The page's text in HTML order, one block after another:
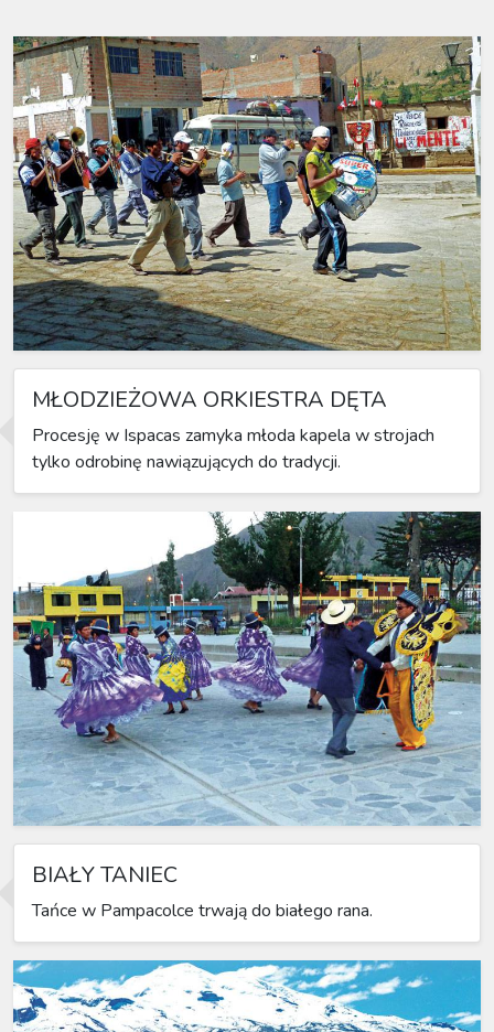
MŁODZIEŻOWA ORKIESTRA DĘTA
Procesję w Ispacas zamyka młoda kapela w strojach
tylko odrobinę nawiązujących do tradycji.
BIAŁY TANIEC
Tańce w Pampacolce trwają do białego rana.